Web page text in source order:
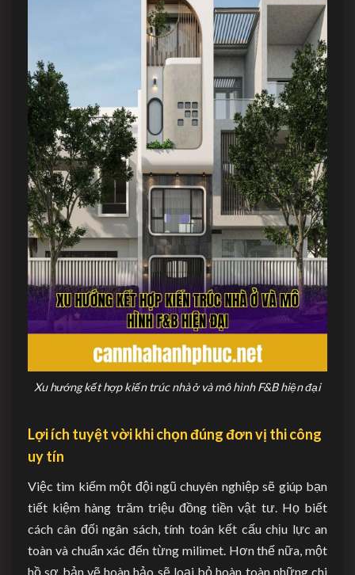
Xu hướng kết hợp kiến trúc nhà ở và mô hình F&B hiện đại
Lợi ích tuyệt vời khi chọn đúng đơn vị thi công
uy tín
Việc tìm kiếm một đội ngũ chuyên nghiệp sẽ giúp bạn
tiết kiệm hàng trăm triệu đồng tiền vật tư. Họ biết
cách cân đối ngân sách, tính toán kết cấu chịu lực an
toàn và chuẩn xác đến từng milimet. Hơn thế nữa, một
hồ sơ bản vẽ hoàn hảo sẽ loại bỏ hoàn toàn những chi